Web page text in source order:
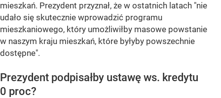
mieszkań. Prezydent przyznał, że w ostatnich latach "nie
udało się skutecznie wprowadzić programu
mieszkaniowego, który umożliwiłby masowe powstanie
w naszym kraju mieszkań, które byłyby powszechnie
dostępne".
Prezydent podpisałby ustawę ws. kredytu
0 proc?